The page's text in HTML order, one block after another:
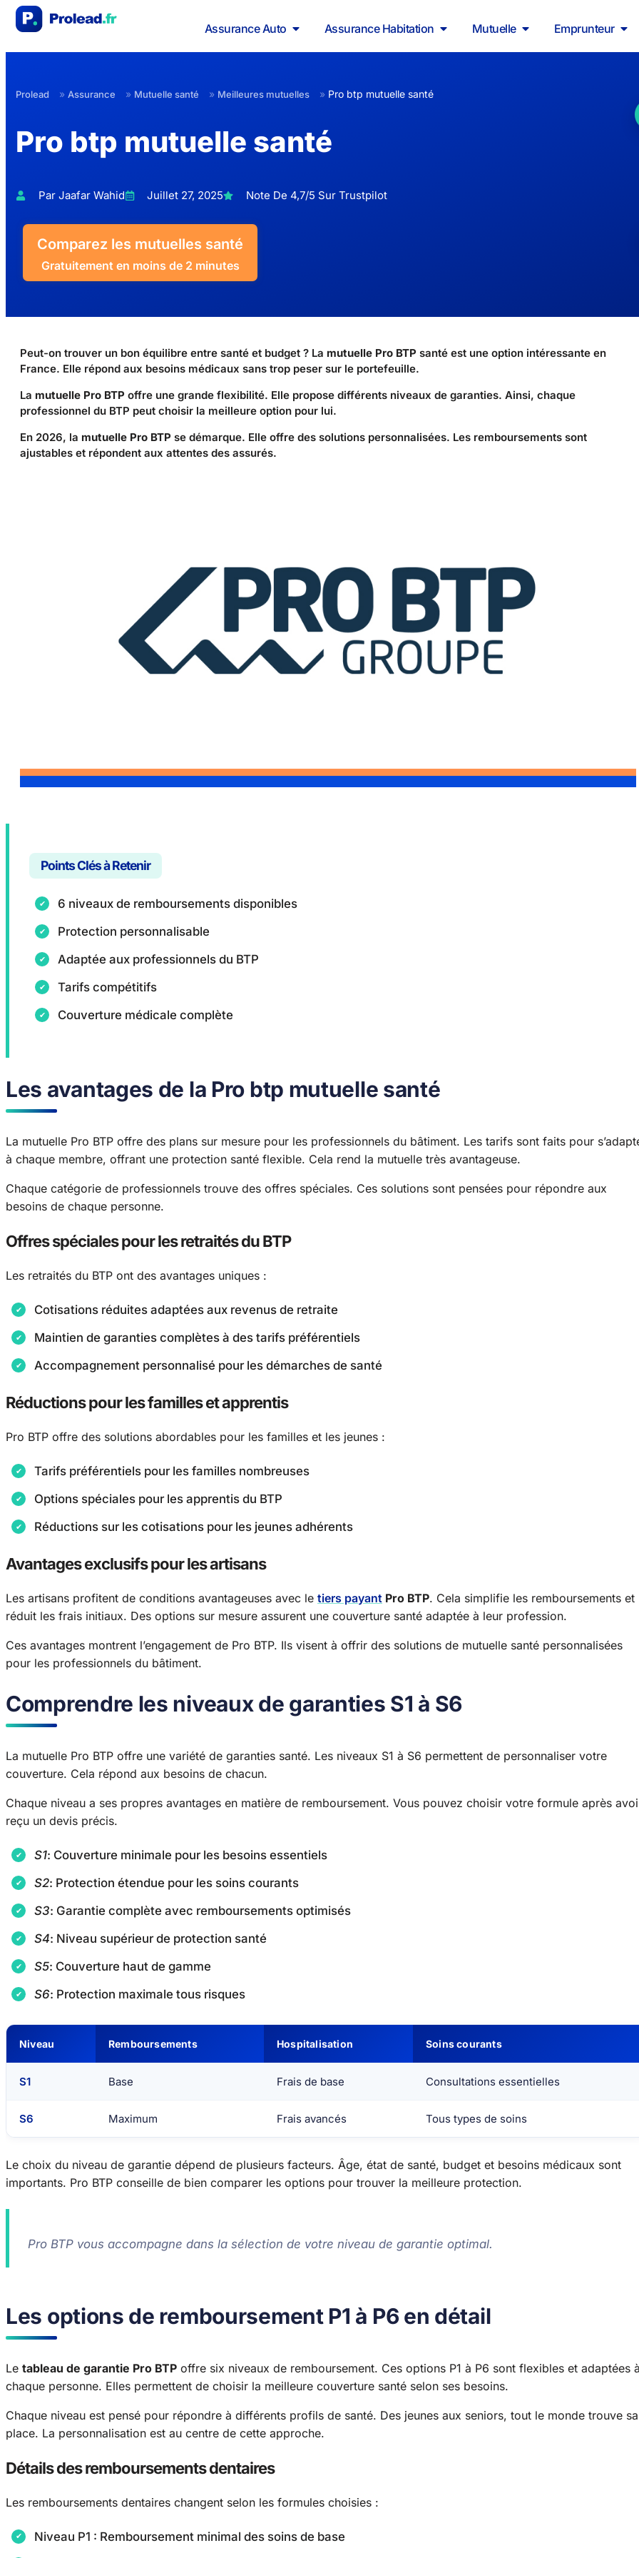
Assurance Auto Assurance Habitation Mutuelle Emprunteur
Prolead » Assurance » Mutuelle santé » Meilleures mutuelles » Pro btp mutuelle santé
Pro btp mutuelle santé
Par Jaafar Wahid Juillet 27, 2025 Note De 4,7/5 Sur Trustpilot
Comparez les mutuelles santé
Gratuitement en moins de 2 minutes
Peut-on trouver un bon équilibre entre santé et budget ? La mutuelle Pro BTP santé est une option intéressante en
France. Elle répond aux besoins médicaux sans trop peser sur le portefeuille.
La mutuelle Pro BTP offre une grande flexibilité. Elle propose différents niveaux de garanties. Ainsi, chaque
professionnel du BTP peut choisir la meilleure option pour lui.
En 2026, la mutuelle Pro BTP se démarque. Elle offre des solutions personnalisées. Les remboursements sont
ajustables et répondent aux attentes des assurés.
Points Clés à Retenir
6 niveaux de remboursements disponibles
Protection personnalisable
Adaptée aux professionnels du BTP
Tarifs compétitifs
Couverture médicale complète
Les avantages de la Pro btp mutuelle santé
La mutuelle Pro BTP offre des plans sur mesure pour les professionnels du bâtiment. Les tarifs sont faits pour
à chaque membre, offrant une protection santé flexible. Cela rend la mutuelle très avantageuse.
Chaque catégorie de professionnels trouve des offres spéciales. Ces solutions sont pensées pour répondre aux
besoins de chaque personne.
Offres spéciales pour les retraités du BTP
Les retraités du BTP ont des avantages uniques :
Cotisations réduites adaptées aux revenus de retraite
Maintien de garanties complètes à des tarifs préférentiels
Accompagnement personnalisé pour les démarches de santé
Réductions pour les familles et apprentis
Pro BTP offre des solutions abordables pour les familles et les jeunes :
Tarifs préférentiels pour les familles nombreuses
Options spéciales pour les apprentis du BTP
Réductions sur les cotisations pour les jeunes adhérents
Avantages exclusifs pour les artisans
Les artisans profitent de conditions avantageuses avec le tiers payant Pro BTP. Cela simplifie les remboursements et
réduit les frais initiaux. Des options sur mesure assurent une couverture santé adaptée à leur profession.
Ces avantages montrent l’engagement de Pro BTP. Ils visent à offrir des solutions de mutuelle santé personnalisées
pour les professionnels du bâtiment.
Comprendre les niveaux de garanties S1 à S6
La mutuelle Pro BTP offre une variété de garanties santé. Les niveaux S1 à S6 permettent de personnaliser votre
couverture. Cela répond aux besoins de chacun.
Chaque niveau a ses propres avantages en matière de remboursement. Vous pouvez choisir votre formule après
reçu un devis précis.
S1: Couverture minimale pour les besoins essentiels
S2: Protection étendue pour les soins courants
S3: Garantie complète avec remboursements optimisés
S4: Niveau supérieur de protection santé
S5: Couverture haut de gamme
S6: Protection maximale tous risques
Niveau Remboursements Hospitalisation Soins courants
S1 Base Frais de base Consultations essentielles
S6 Maximum Frais avancés Tous types de soins
Le choix du niveau de garantie dépend de plusieurs facteurs. Âge, état de santé, budget et besoins médicaux sont
importants. Pro BTP conseille de bien comparer les options pour trouver la meilleure protection.
Pro BTP vous accompagne dans la sélection de votre niveau de garantie optimal.
Les options de remboursement P1 à P6 en détail
Le tableau de garantie Pro BTP offre six niveaux de remboursement. Ces options P1 à P6 sont flexibles et adaptées
chaque personne. Elles permettent de choisir la meilleure couverture santé selon ses besoins.
Chaque niveau est pensé pour répondre à différents profils de santé. Des jeunes aux seniors, tout le monde trouve sa
place. La personnalisation est au centre de cette approche.
Détails des remboursements dentaires
Les remboursements dentaires changent selon les formules choisies :
Niveau P1 : Remboursement minimal des soins de base